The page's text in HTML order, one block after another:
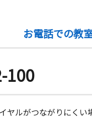
お電話での教
100
ヤルがつながりにくい